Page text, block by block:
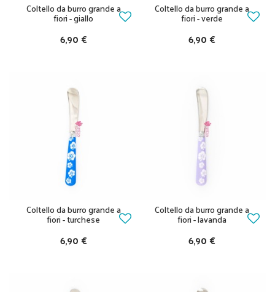
Coltello da burro grande a
fiori - giallo
6,90 €
Coltello da burro grande a
fiori - verde
6,90 €
Coltello da burro grande a
fiori - turchese
6,90 €
Coltello da burro grande a
fiori - lavanda
6,90 €